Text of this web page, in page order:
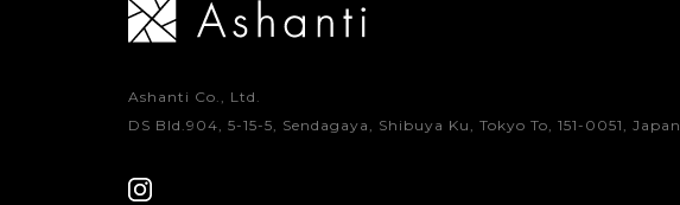
Ashanti Co., Ltd.
DS Bld.904, 5-15-5, Sendagaya, Shibuya Ku, Tokyo To, 151-0051, Japan